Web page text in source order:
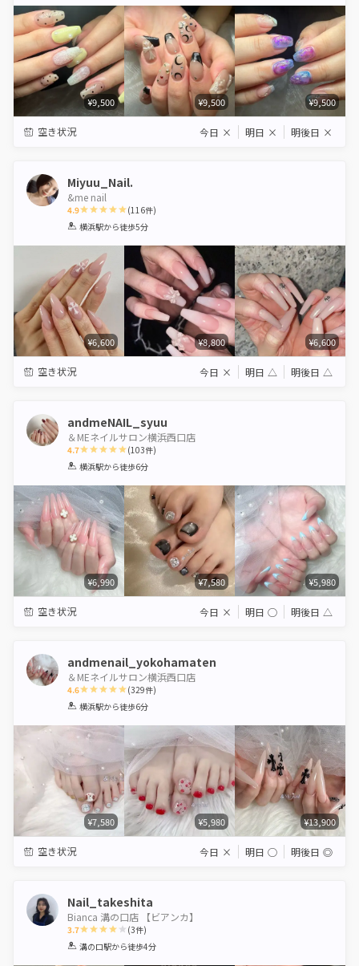
¥9,500 ¥9,500 ¥9,500
空き状況 今日 × 明日 × 明後日 ×
Miyuu_Nail.
&me nail
4.9
1 2 3 4 5
(116件)
横浜駅から徒歩5分
¥6,600 ¥8,800 ¥6,600
空き状況 今日 × 明日 △ 明後日 △
andmeNAIL_syuu
＆MEネイルサロン横浜西口店
4.7
1 2 3 4 5
(103件)
横浜駅から徒歩6分
¥6,990 ¥7,580 ¥5,980
空き状況 今日 × 明日 ◯ 明後日 △
andmenail_yokohamaten
＆MEネイルサロン横浜西口店
4.6
1 2 3 4 5
(329件)
横浜駅から徒歩6分
¥7,580 ¥5,980 ¥13,900
空き状況 今日 × 明日 ◯ 明後日 ◎
Nail_takeshita
Bianca 溝の口店 【ビアンカ】
3.7
1 2 3 4 5
(3件)
溝の口駅から徒歩4分